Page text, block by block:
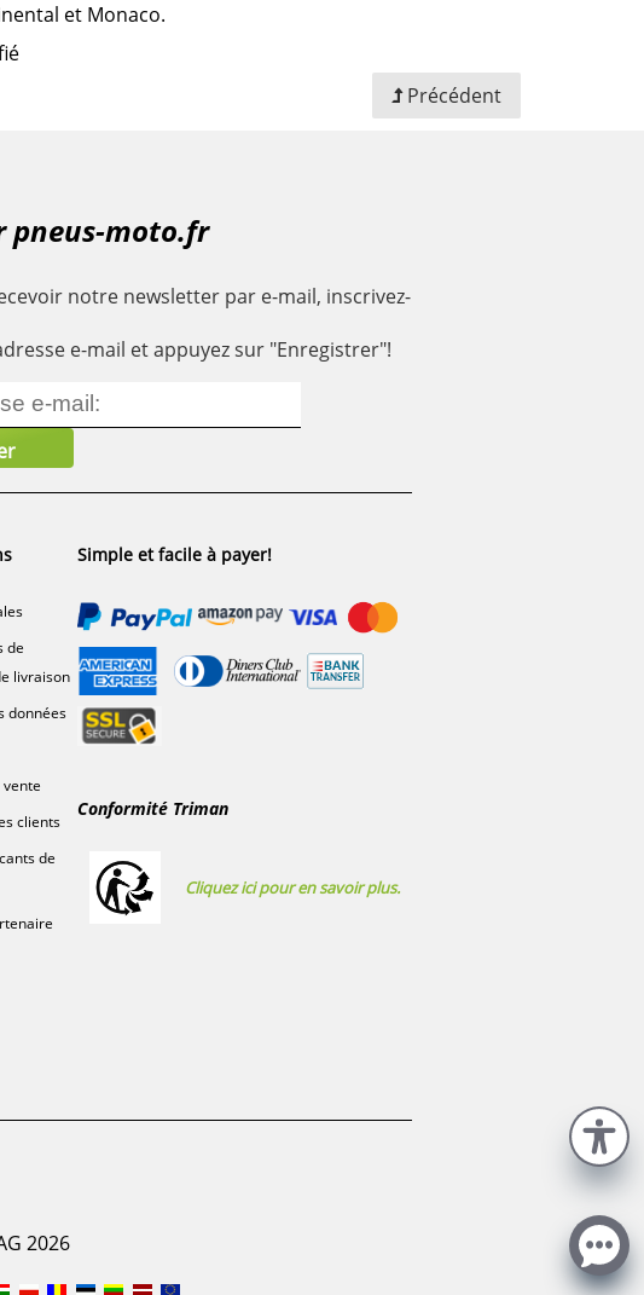
et Monaco.
Précédent
pneus-moto.fr
notre newsletter par e-mail, inscrivez-
e-mail et appuyez sur "Enregistrer"!
de
livraison
données
clients
de
Simple et facile à payer!
Conformité Triman
Cliquez ici pour en savoir plus.
2026